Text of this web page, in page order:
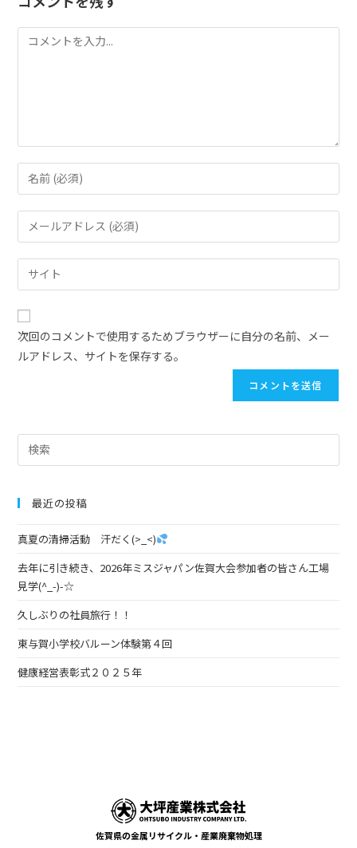
次回のコメントで使用するためブラウザーに自分の名前、メー
ルアドレス、サイトを保存する。
最近の投稿
真夏の清掃活動 汗だく(>_<)
去年に引き続き、2026年ミスジャパン佐賀大会参加者の皆さん工場
見学(^_-)-☆
久しぶりの社員旅行！！
東与賀小学校バルーン体験第４回
健康経営表彰式２０２５年
佐賀県の金属リサイクル・産業廃棄物処理